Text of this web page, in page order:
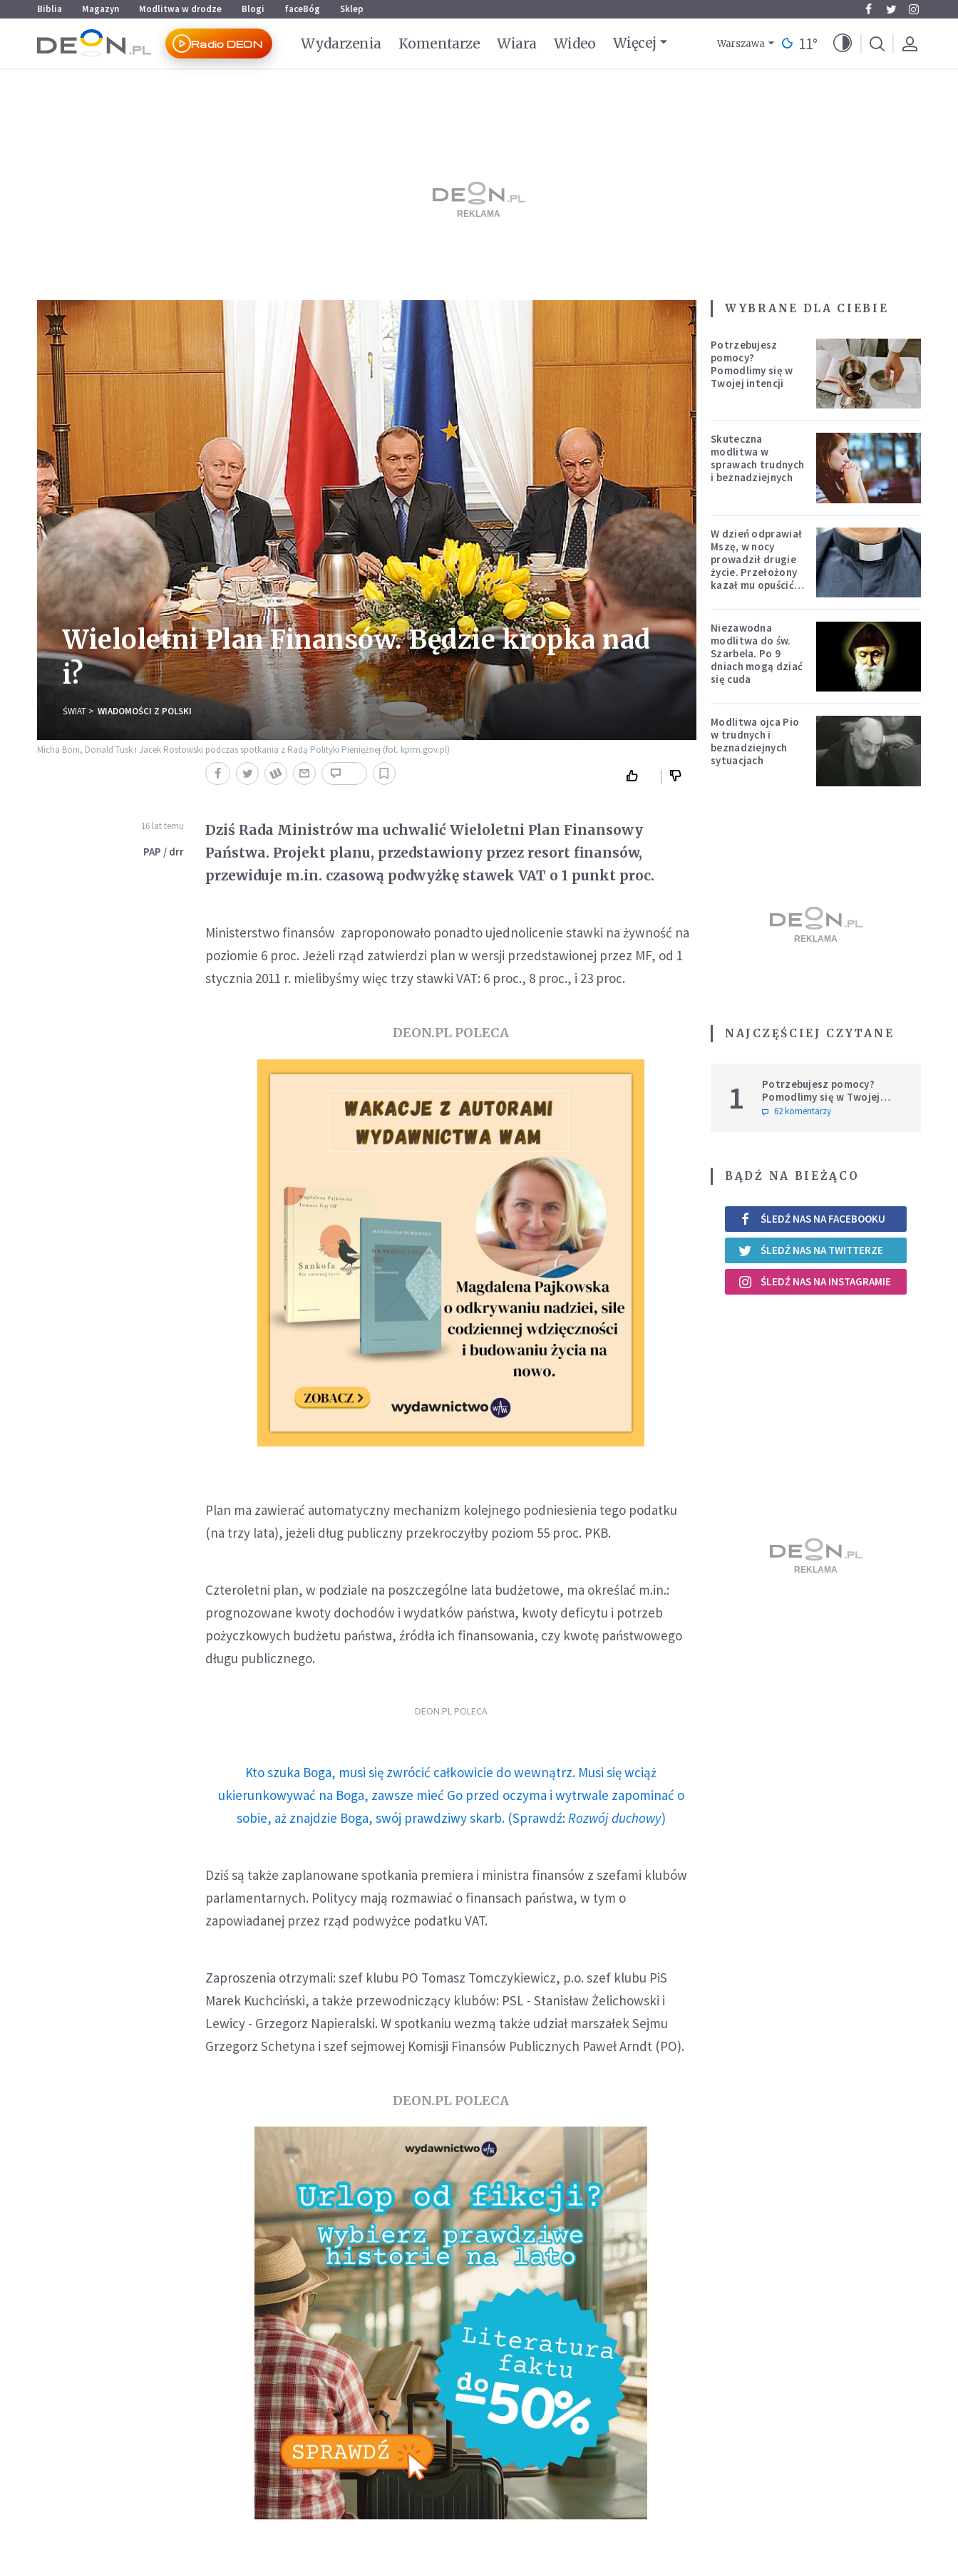
Przejdź do menu głównego
Przejdź do treści
Biblia Magazyn Modlitwa w drodze Blogi faceBóg Sklep
Radio DEON Wydarzenia Komentarze Wiara Wideo Więcej Warszawa 11°
Wieloletni Plan Finansów. Będzie kropka nad
i?
ŚWIAT WIADOMOŚCI Z POLSKI
Micha Boni, Donald Tusk i Jacek Rostowski podczas spotkania z Radą Polityki Pieniężnej (fot. kprm.gov.pl)
16 lat temu
PAP / drr
Dziś Rada Ministrów ma uchwalić Wieloletni Plan Finansowy
Państwa. Projekt planu, przedstawiony przez resort finansów,
przewiduje m.in. czasową podwyżkę stawek VAT o 1 punkt proc.
Ministerstwo finansów zaproponowało ponadto ujednolicenie stawki na żywność na
poziomie 6 proc. Jeżeli rząd zatwierdzi plan w wersji przedstawionej przez MF, od 1
stycznia 2011 r. mielibyśmy więc trzy stawki VAT: 6 proc., 8 proc., i 23 proc.
DEON.PL POLECA
Plan ma zawierać automatyczny mechanizm kolejnego podniesienia tego podatku
(na trzy lata), jeżeli dług publiczny przekroczyłby poziom 55 proc. PKB.
Czteroletni plan, w podziale na poszczególne lata budżetowe, ma określać m.in.:
prognozowane kwoty dochodów i wydatków państwa, kwoty deficytu i potrzeb
pożyczkowych budżetu państwa, źródła ich finansowania, czy kwotę państwowego
długu publicznego.
DEON.PL POLECA
Kto szuka Boga, musi się zwrócić całkowicie do wewnątrz. Musi się wciąż
ukierunkowywać na Boga, zawsze mieć Go przed oczyma i wytrwale zapominać o
sobie, aż znajdzie Boga, swój prawdziwy skarb. (Sprawdź: Rozwój duchowy)
Dziś są także zaplanowane spotkania premiera i ministra finansów z szefami klubów
parlamentarnych. Politycy mają rozmawiać o finansach państwa, w tym o
zapowiadanej przez rząd podwyżce podatku VAT.
Zaproszenia otrzymali: szef klubu PO Tomasz Tomczykiewicz, p.o. szef klubu PiS
Marek Kuchciński, a także przewodniczący klubów: PSL - Stanisław Żelichowski i
Lewicy - Grzegorz Napieralski. W spotkaniu wezmą także udział marszałek Sejmu
Grzegorz Schetyna i szef sejmowej Komisji Finansów Publicznych Paweł Arndt (PO).
DEON.PL POLECA
WYBRANE DLA CIEBIE
Potrzebujesz
pomocy?
Pomodlimy się w
Twojej intencji
Skuteczna
modlitwa w
sprawach trudnych
i beznadziejnych
W dzień odprawiał
Mszę, w nocy
prowadził drugie
życie. Przełożony
kazał mu opuścić
Niezawodna
modlitwa do św.
Szarbela. Po 9
dniach mogą dziać
się cuda
Modlitwa ojca Pio
w trudnych i
beznadziejnych
sytuacjach
NAJCZĘŚCIEJ CZYTANE
1
Potrzebujesz pomocy?
Pomodlimy się w Twojej
intencji
62 komentarzy
BĄDŹ NA BIEŻĄCO
ŚLEDŹ NAS NA FACEBOOKU
ŚLEDŹ NAS NA TWITTERZE
ŚLEDŹ NAS NA INSTAGRAMIE